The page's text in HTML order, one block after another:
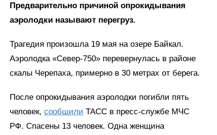
Предварительно причиной опрокидывания
аэролодки называют перегруз.
Трагедия произошла 19 мая на озере Байкал.
Аэролодка «Север-750» перевернулась в районе
скалы Черепаха, примерно в 30 метрах от берега.
После опрокидывания аэролодки погибли пять
человек, сообщили ТАСС в пресс-службе МЧС
РФ. Спасены 13 человек. Одна женщина